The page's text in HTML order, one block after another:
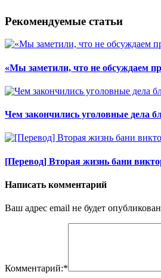
Рекомендуемые статьи
«Мы заметили, что не обсуждаем
Чем закончились уголовные дела
[Перевод] Вторая жизнь бани
Написать комментарий
Ваш адрес email не будет
Комментарий:*